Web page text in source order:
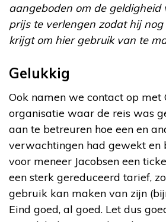
aangeboden om de
prijs te verlengen zodat hij
krijgt om hier gebruik van te
Gelukkig
Ook namen we contact op met
organisatie waar de reis was
aan te betreuren hoe een en
verwachtingen had gewekt en
voor meneer Jacobsen een
een sterk gereduceerd tarief,
gebruik kan maken van zijn
Eind goed, al goed. Let dus